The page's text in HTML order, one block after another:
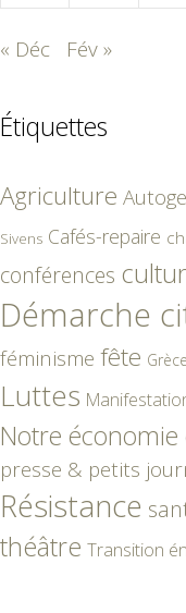
« Déc Fév »
Étiquettes
Agriculture
Sivens Cafés-repaire
conférences
Démarche
féminisme fête Grèce
Luttes
Notre
presse & petits
Résistance
théâtre Transition